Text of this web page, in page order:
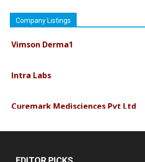
Company Listings
Vimson Derma1
Intra Labs
Curemark Medisciences Pvt Ltd
Biolife Technologies